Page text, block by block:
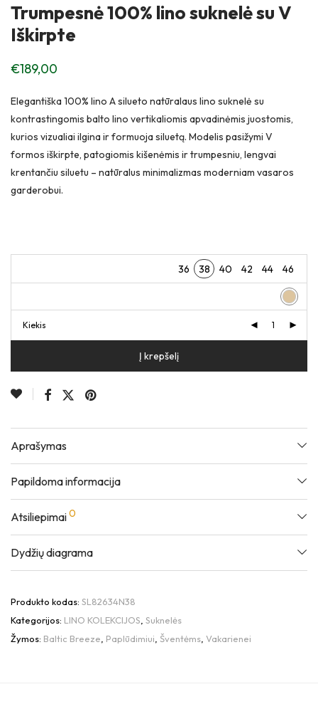
Trumpesnė 100% lino suknelė su V
Iškirpte
€189,00
Elegantiška 100% lino A silueto natūralaus lino suknelė su
kontrastingomis balto lino vertikaliomis apvadinėmis juostomis,
kurios vizualiai ilgina ir formuoja siluetą. Modelis pasižymi V
formos iškirpte, patogiomis kišenėmis ir trumpesniu, lengvai
krentančiu siluetu – natūralus minimalizmas moderniam vasaros
garderobui.
36 38 40 42 44 46
Kiekis
Į krepšelį
Aprašymas
Papildoma informacija
Atsiliepimai0
Dydžių diagrama
Produkto kodas: SL82634N38
Kategorijos: LINO KOLEKCIJOS, Suknelės
Žymos: Baltic Breeze, Paplūdimiui, Šventėms, Vakarienei